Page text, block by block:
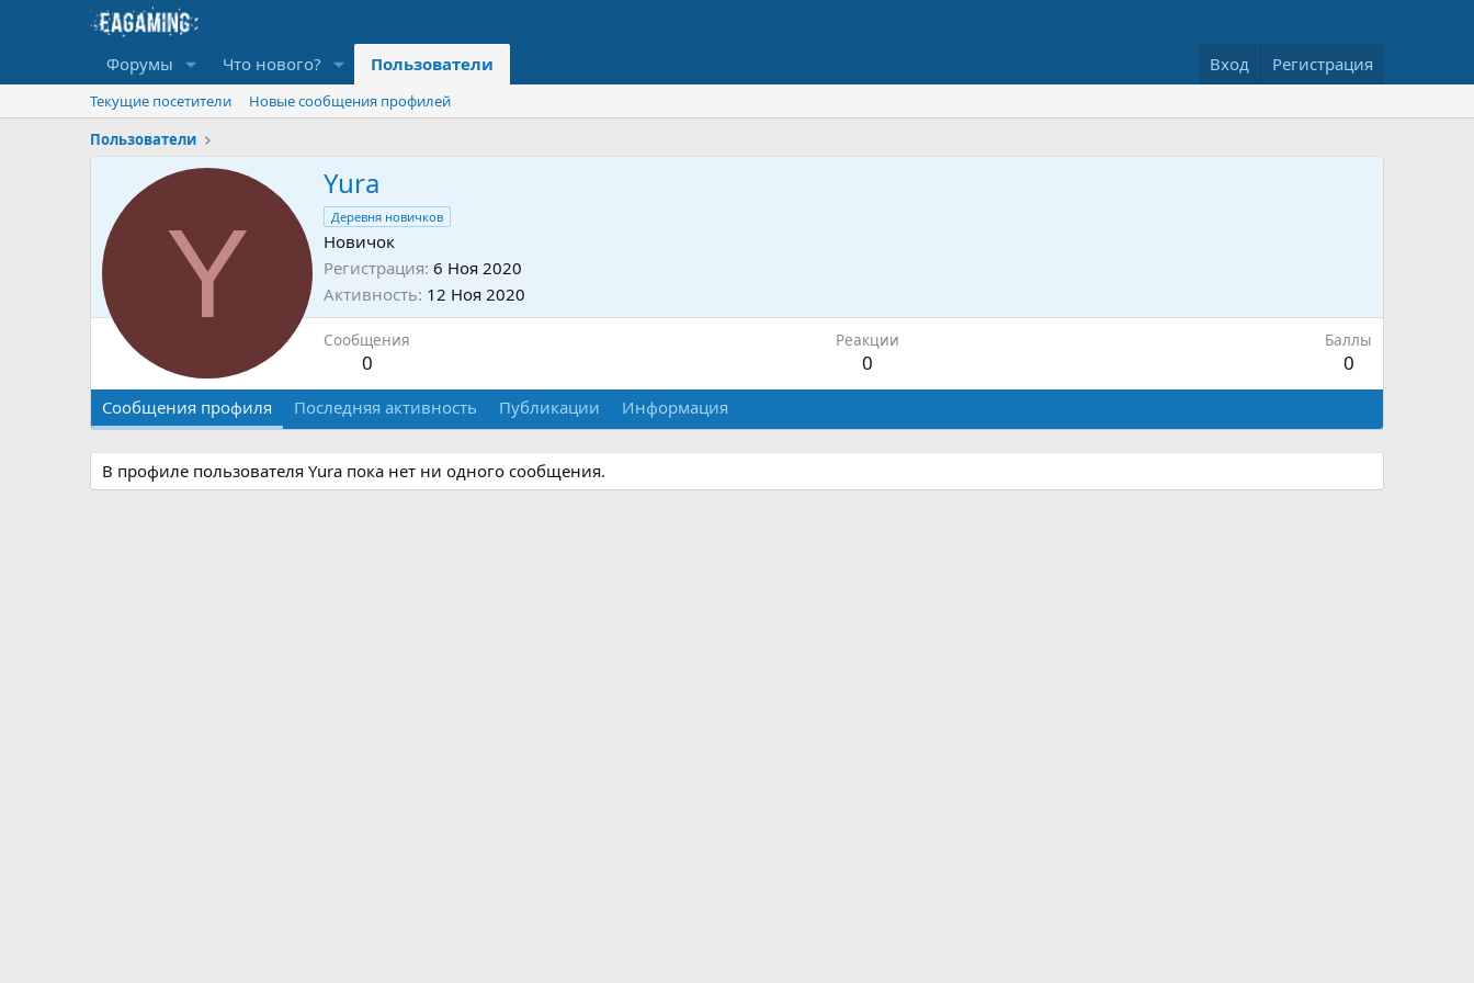
Форумы Что нового? Пользователи Вход Регистрация
Текущие посетители
Новые сообщения профилей
Пользователи
Y
Yura
Деревня новичков
Новичок
Регистрация 6 Ноя 2020
Активность 12 Ноя 2020
Сообщения
0
Реакции
0
Баллы
0
Сообщения профиля Последняя активность Публикации Информация
В профиле пользователя Yura пока нет ни одного сообщения.